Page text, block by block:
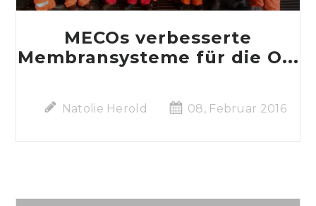
MECOs verbesserte
Membransysteme für die O...
Natolie Herold 08, Februar 2016